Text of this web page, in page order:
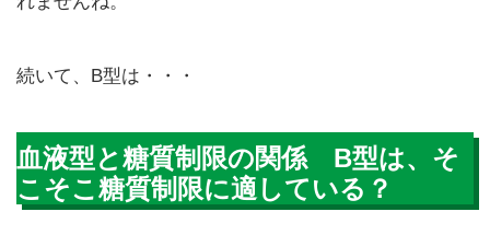
続いて、B型は・・・
血液型と糖質制限の関係 B型は、そ
こそこ糖質制限に適している？